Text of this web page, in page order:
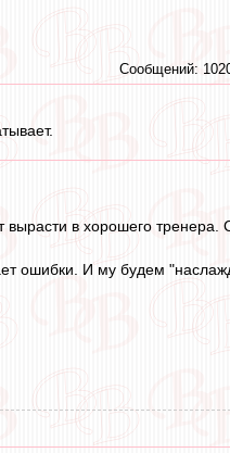
Сообщений:
вырасти в хорошего
ошибки. И му будем